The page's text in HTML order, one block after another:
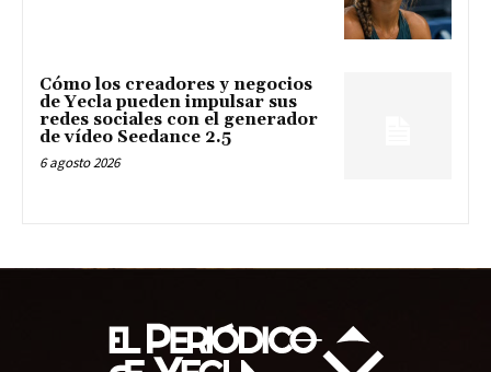
Cómo los creadores y negocios
de Yecla pueden impulsar sus
redes sociales con el generador
de vídeo Seedance 2.5
6 agosto 2026